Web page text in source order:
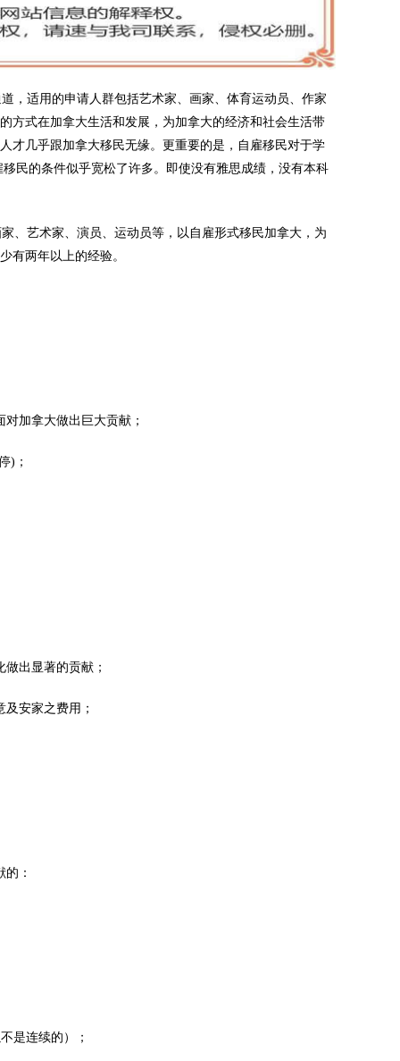
，适用的申请人群包括艺术家、画家、体育运动员、作家
方式在加拿大生活和发展，为加拿大的经济和社会生活带
才几乎跟加拿大移民无缘。更重要的是，自雇移民对于学
民的条件似乎宽松了许多。即使没有雅思成绩，没有本科
、艺术家、演员、运动员等，以自雇形式移民加拿大，为
有两年以上的经验。
加拿大做出巨大贡献；
)；
出显著的贡献；
安家之费用；
：
是连续的）；